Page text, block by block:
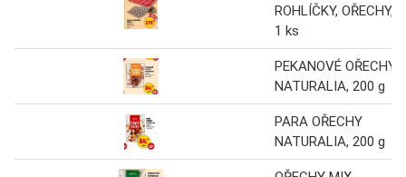
ROHLÍČKY, OŘECHY,
1 ks
PEKANOVÉ OŘECHY
NATURALIA, 200 g
PARA OŘECHY
NATURALIA, 200 g